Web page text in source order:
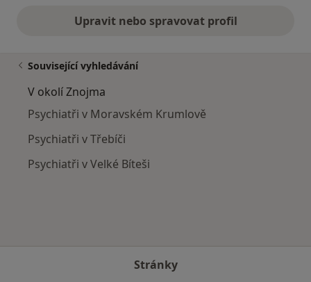
Upravit nebo spravovat profil
Související vyhledávání
V okolí Znojma
Psychiatři v Moravském Krumlově
Psychiatři v Třebíči
Psychiatři v Velké Bíteši
Stránky